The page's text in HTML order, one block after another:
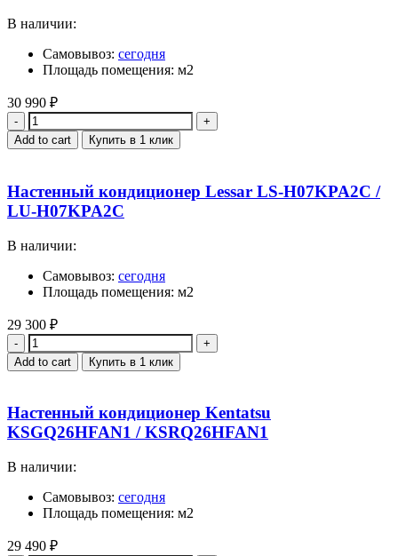
В наличии:
Самовывоз: сегодня
Площадь помещения: м2
30 990 ₽
Quantity
Add to cart Купить в 1 клик
Настенный кондиционер Lessar LS-H07KPA2C /
LU-H07KPA2C
В наличии:
Самовывоз: сегодня
Площадь помещения: м2
29 300 ₽
Quantity
Add to cart Купить в 1 клик
Настенный кондиционер Kentatsu
KSGQ26HFAN1 / KSRQ26HFAN1
В наличии:
Самовывоз: сегодня
Площадь помещения: м2
29 490 ₽